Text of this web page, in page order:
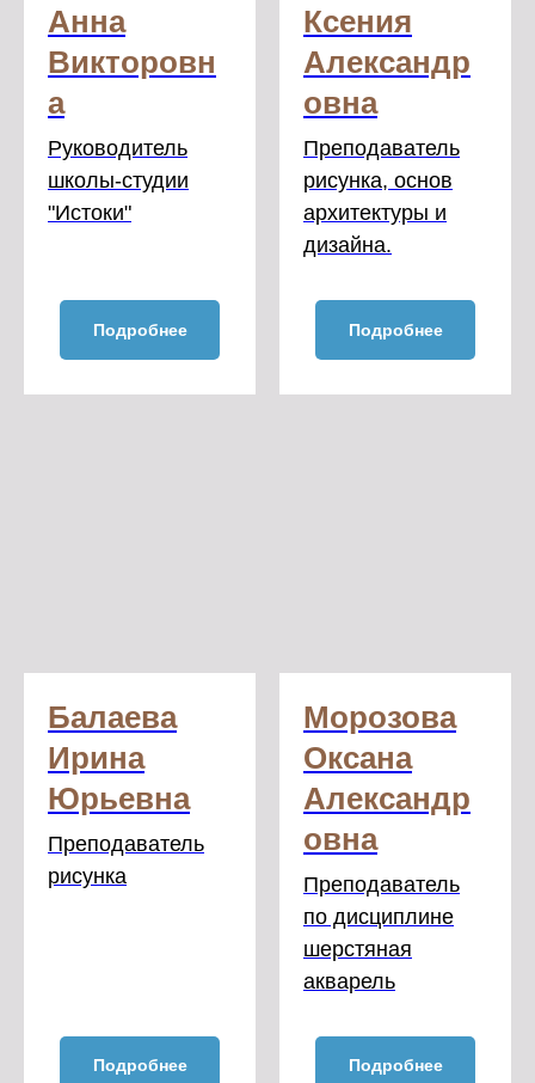
Анна
Викторовн
а
Руководитель
школы-студии
"Истоки"
Подробнее
Ксения
Александр
овна
Преподаватель
рисунка, основ
архитектуры и
дизайна.
Подробнее
Балаева
Ирина
Юрьевна
Преподаватель
рисунка
Подробнее
Морозова
Оксана
Александр
овна
Преподаватель
по дисциплине
шерстяная
акварель
Подробнее